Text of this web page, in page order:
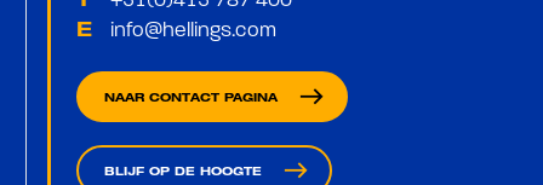
e
E info@hellings.com
NAAR CONTACT PAGINA east
BLIJF OP DE HOOGTE east